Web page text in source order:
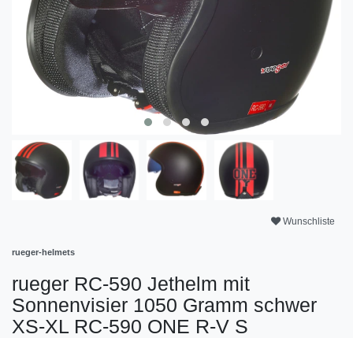
Wunschliste
rueger-helmets
rueger RC-590 Jethelm mit
Sonnenvisier 1050 Gramm schwer
XS-XL
RC-590 ONE R-V S